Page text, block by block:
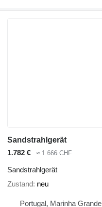
Sandstrahlgerät
1.782 €
≈ 1.666 CHF
Sandstrahlgerät
Zustand neu
Portugal, Marinha Grande